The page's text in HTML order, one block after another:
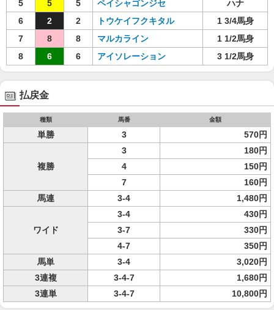
5
5 5 ペイシャゴンジセ
ハナ
6
2 2 トウケイフクキタル
1 3/4馬身
7
8 8 マルカライン
1 1/2馬身
8
6 6 アイソレーション 3 1/2馬身
払戻金
種類 馬番 金額
単勝 3 570円
複勝
3
180円
4
150円
7
160円
馬連
3-4 1,480円
ワイド
3-4
430円
3-7
330円
4-7
350円
馬単
3-4
3,020円
3連複
3-4-7
1,680円
3連単
3-4-7 10,800円